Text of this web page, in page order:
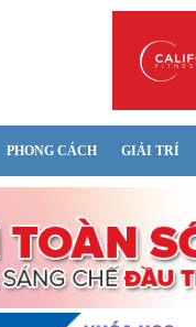
PHONG CÁCH GIẢI TRÍ